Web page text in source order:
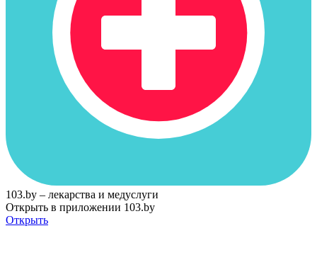
103.by – лекарства и медуслуги
Открыть в приложении 103.by
Открыть